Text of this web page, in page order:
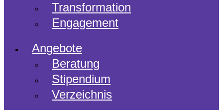
Transformation
Engagement
Angebote
Beratung
Stipendium
Verzeichnis